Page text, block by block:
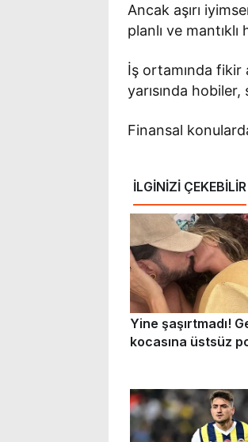
Ancak aşırı
planlı ve
İş ortamında fikir
yarısında
Finansal